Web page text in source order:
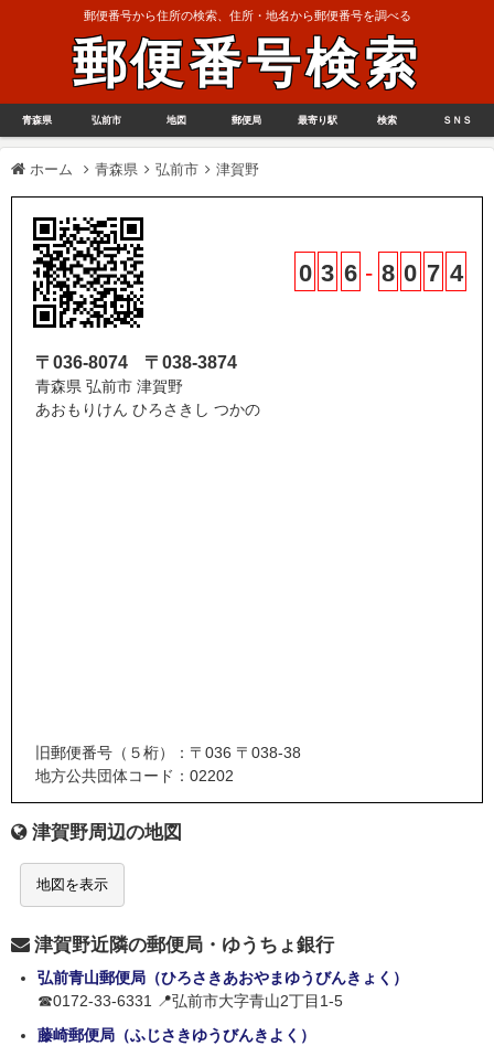
郵便番号から住所の検索、住所・地名から郵便番号を調べる
郵便番号検索
青森県 弘前市 地図 郵便局 最寄り駅 検索 ＳＮＳ
ホーム 青森県 弘前市 津賀野
0 3 6 - 8 0 7 4
〒036-8074 〒038-3874
青森県 弘前市 津賀野
あおもりけん ひろさきし つかの
旧郵便番号（５桁）：〒036 〒038-38
地方公共団体コード：02202
津賀野周辺の地図
地図を表示
津賀野近隣の郵便局・ゆうちょ銀行
弘前青山郵便局（ひろさきあおやまゆうびんきょく）
☎0172-33-6331 📍弘前市大字青山2丁目1-5
藤崎郵便局（ふじさきゆうびんきよく）